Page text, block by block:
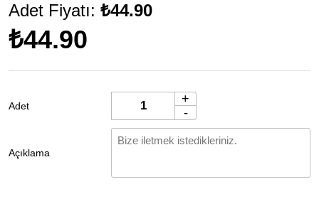
Adet Fiyatı: ₺44.90
₺44.90
Adet
+
-
Açıklama